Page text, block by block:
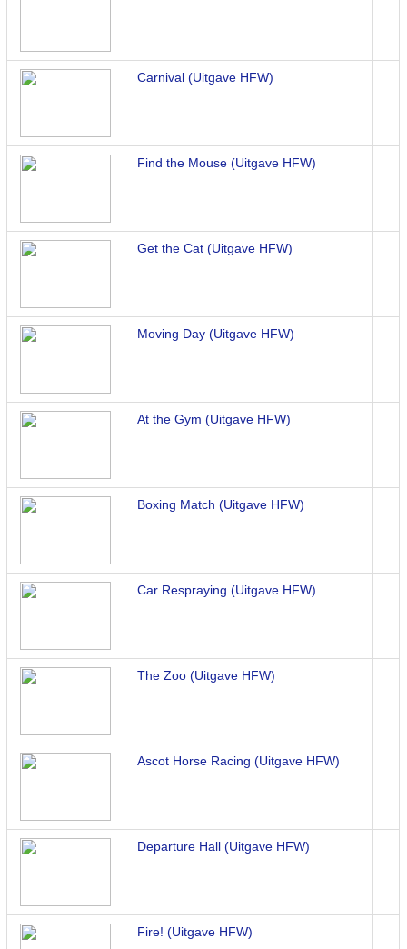
Carnival (Uitgave HFW)
Find the Mouse (Uitgave HFW)
Get the Cat (Uitgave HFW)
Moving Day (Uitgave HFW)
At the Gym (Uitgave HFW)
Boxing Match (Uitgave HFW)
Car Respraying (Uitgave HFW)
The Zoo (Uitgave HFW)
Ascot Horse Racing (Uitgave HFW)
Departure Hall (Uitgave HFW)
Fire! (Uitgave HFW)